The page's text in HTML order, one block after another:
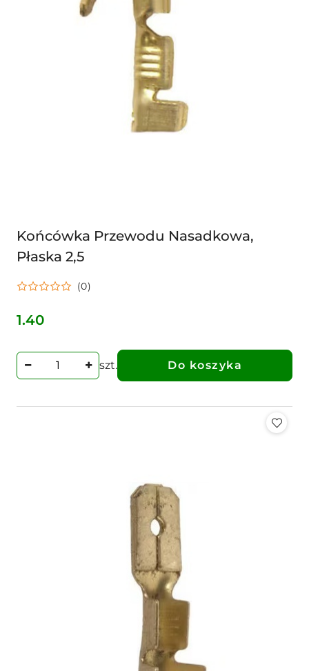
Końcówka Przewodu Nasadkowa,
Płaska 2,5
(0)
Cena:
1.40
szt. Do koszyka